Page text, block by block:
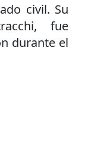
civil. Su
fue
durante el